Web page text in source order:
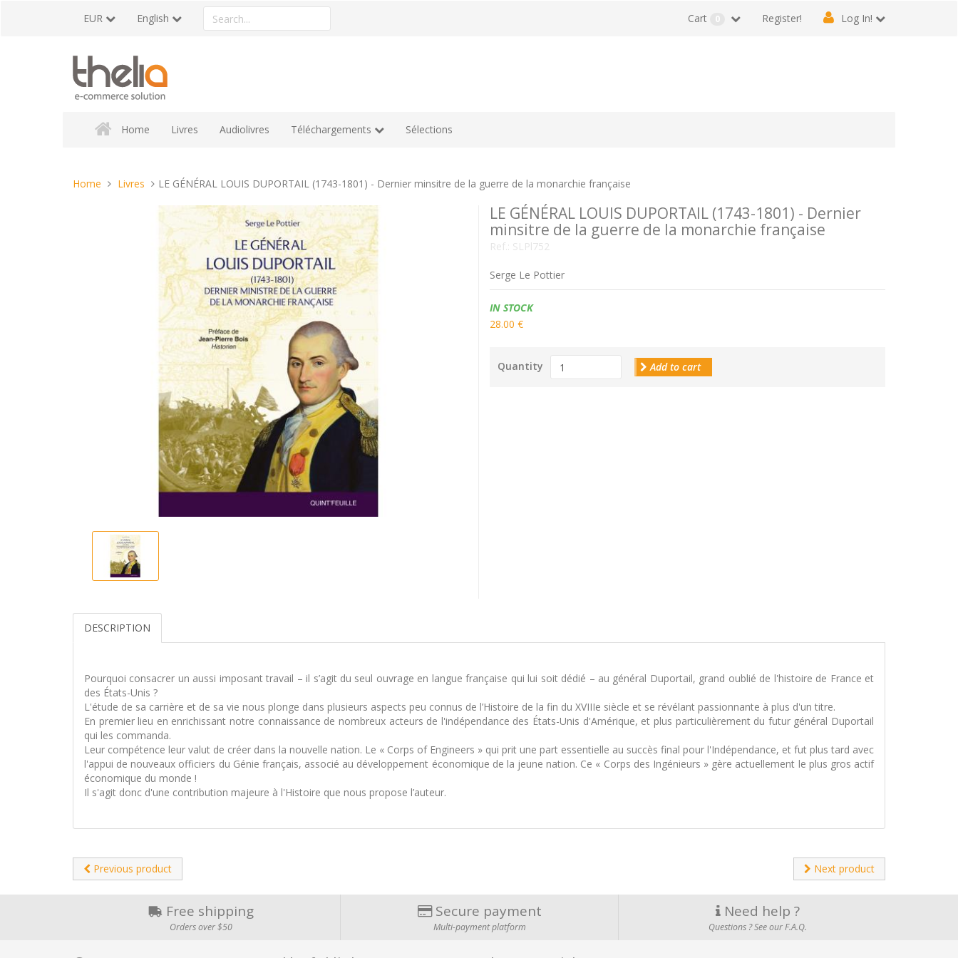
EUR English
Search
a
Register! Log In!
Cart 0
Home Livres Audiolivres Téléchargements Sélections
You
Home Livres LE GÉNÉRAL LOUIS DUPORTAIL (1743-1801) - Dernier minsitre de la guerre de la monarchie française
LE GÉNÉRAL LOUIS DUPORTAIL (1743-1801) - Dernier
minsitre de la guerre de la monarchie française
Ref.: SLPl752
Serge Le Pottier
Availability:
IN STOCK
28.00 €
Quantity Add to cart
DESCRIPTION
Pourquoi consacrer un aussi imposant travail – il s’agit du seul ouvrage en langue française qui lui soit dédié – au général Duportail, grand oublié de l'histoire de France et
des États-Unis ?
L'étude de sa carrière et de sa vie nous plonge dans plusieurs aspects peu connus de l’Histoire de la fin du XVIIIe siècle et se révélant passionnante à plus d'un titre.
En premier lieu en enrichissant notre connaissance de nombreux acteurs de l'indépendance des États-Unis d'Amérique, et plus particulièrement du futur général Duportail
qui les commanda.
Leur compétence leur valut de créer dans la nouvelle nation. Le « Corps of Engineers » qui prit une part essentielle au succès final pour l'Indépendance, et fut plus tard avec
l'appui de nouveaux officiers du Génie français, associé au développement économique de la jeune nation. Ce « Corps des Ingénieurs » gère actuellement le plus gros actif
économique du monde !
Il s'agit donc d'une contribution majeure à l'Histoire que nous propose l’auteur.
Previous product Next product
Free shipping
Orders over $50
Secure payment
Multi-payment platform
Need help ?
Questions ? See our F.A.Q.